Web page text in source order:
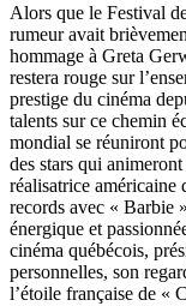
Alors que le Festival
rumeur avait
hommage à Greta
restera rouge sur
prestige du cinéma
talents sur ce chemin
mondial se réuniront
des stars qui
réalisatrice américaine
records avec « Barbie
énergique et
cinéma québécois,
personnelles, son
l’étoile française de «